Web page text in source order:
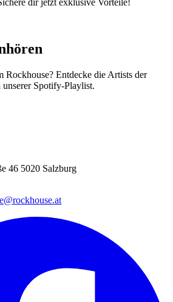
Rockhouse? Entdecke die Artists der
Spotify-Playlist.
46 5020 Salzburg